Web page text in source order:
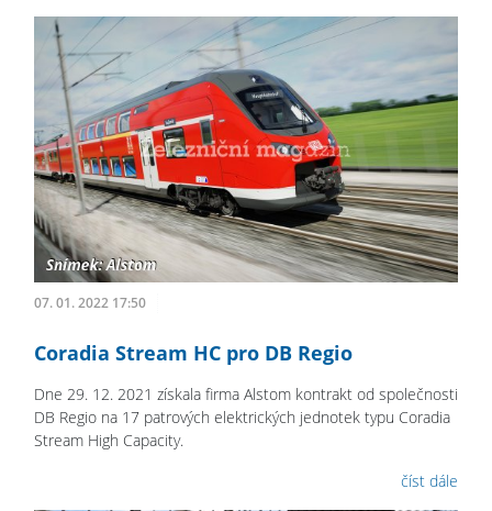
07. 01. 2022 17:50
Coradia Stream HC pro DB Regio
Dne 29. 12. 2021 získala firma Alstom kontrakt od společnosti
DB Regio na 17 patrových elektrických jednotek typu Coradia
Stream High Capacity.
číst dále